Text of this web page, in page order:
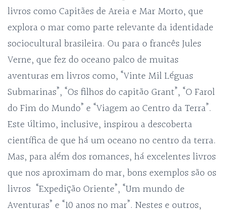
livros como Capitães de Areia e Mar Morto, que
explora o mar como parte relevante da identidade
sociocultural brasileira. Ou para o francês Jules
Verne, que fez do oceano palco de muitas
aventuras em livros como, “Vinte Mil Léguas
Submarinas”, “Os filhos do capitão Grant”, “O Farol
do Fim do Mundo” e “Viagem ao Centro da Terra”.
Este último, inclusive, inspirou a descoberta
científica de que há um oceano no centro da terra.
Mas, para além dos romances, há excelentes livros
que nos aproximam do mar, bons exemplos são os
livros “Expedição Oriente”, “Um mundo de
Aventuras” e “10 anos no mar”. Nestes e outros,